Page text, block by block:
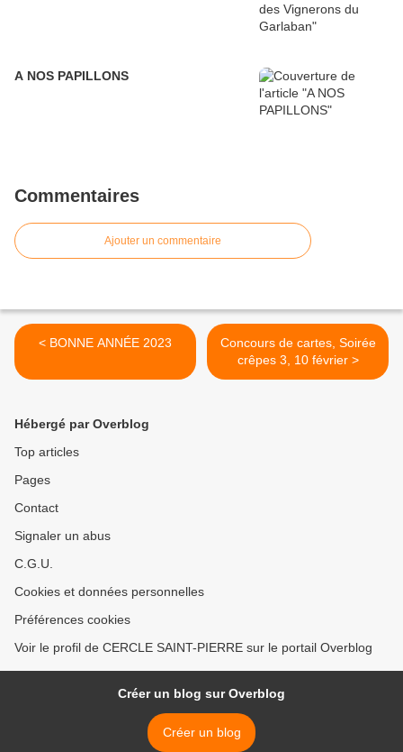
A NOS PAPILLONS
Commentaires
Ajouter un commentaire
< BONNE ANNÉE 2023
Concours de cartes, Soirée
crêpes 3, 10 février >
Hébergé par Overblog
Top articles
Pages
Contact
Signaler un abus
C.G.U.
Cookies et données personnelles
Préférences cookies
Voir le profil de CERCLE SAINT-PIERRE sur le portail Overblog
Créer un blog sur Overblog
Créer un blog